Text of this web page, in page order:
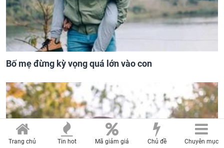
Bố mẹ đừng kỳ vọng quá lớn vào con
Trang chủ Tin hot Mã giảm giá Chủ đề Chuyên mục